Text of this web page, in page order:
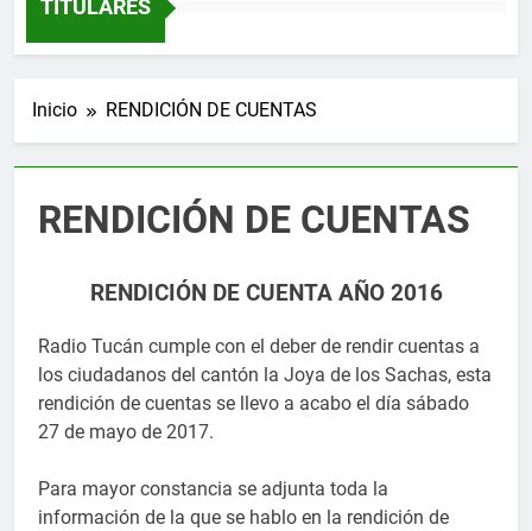
TITULARES
Inicio RENDICIÓN DE CUENTAS
RENDICIÓN DE CUENTAS
RENDICIÓN DE CUENTA AÑO 2016
Radio Tucán cumple con el deber de rendir cuentas a
los ciudadanos del cantón la Joya de los Sachas, esta
rendición de cuentas se llevo a acabo el día sábado
27 de mayo de 2017.
Para mayor constancia se adjunta toda la
información de la que se hablo en la rendición de